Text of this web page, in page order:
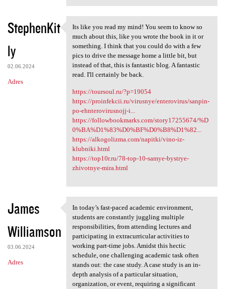
StephenKit
ly
02.06.2024
Adres
Its like you read my mind!
Its like you read my mind! You seem to know so
much about this, like you wrote the book in it or
something. I think that you could do with a few
pics to drive the message home a little bit, but
instead of that, this is fantastic blog. A fantastic
read. I'll certainly be back.
https://toursoul.ru/?p=19054
https://proinfekcii.ru/virusnye/enterovirus/sanpin-
po-ehnterovirusnojj-i...
https://followbookmarks.com/story17255674/%D
0%BA%D1%83%D0%BF%D0%B8%D1%82...
https://alkogolizma.com/napitki/vino-iz-
klubniki.html
https://top10r.ru/78-top-10-samye-bystrye-
zhivotnye-mira.html
James
Williamson
03.06.2024
Adres
In today’s fast-paced
In today’s fast-paced academic environment,
students are constantly juggling multiple
responsibilities, from attending lectures and
participating in extracurricular activities to
working part-time jobs. Amidst this hectic
schedule, one challenging academic task often
stands out: the case study. A case study is an in-
depth analysis of a particular situation,
organization, or event, requiring a significant